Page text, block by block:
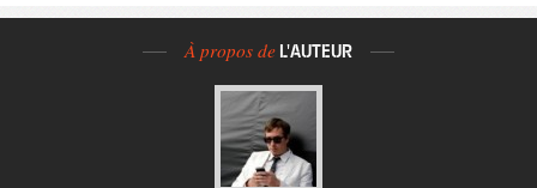
À propos de L'AUTEUR